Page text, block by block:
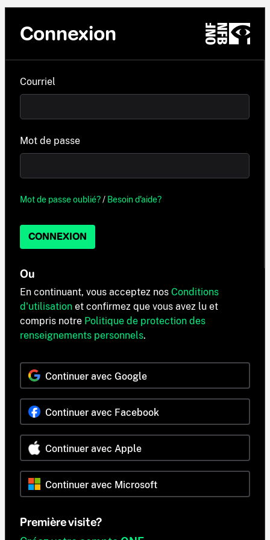
Connexion
Courriel
Mot de passe
Mot de passe oublié?/ Besoin d'aide?
CONNEXION
Ou
En continuant, vous acceptez nos Conditions
d'utilisation et confirmez que vous avez lu et
compris notre Politique de protection des
renseignements personnels.
Continuer avec Google
Continuer avec Facebook
Continuer avec Apple
Continuer avec Microsoft
Première visite?